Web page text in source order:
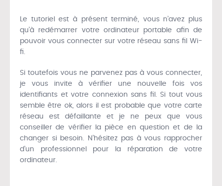
Le tutoriel est à présent terminé, vous n’avez plus
qu’à redémarrer votre ordinateur portable afin de
pouvoir vous connecter sur votre réseau sans fil Wi-
fi.
Si toutefois vous ne parvenez pas à vous connecter,
je vous invite à vérifier une nouvelle fois vos
identifiants et votre connexion sans fil. Si tout vous
semble être ok, alors il est probable que votre carte
réseau est défaillante et je ne peux que vous
conseiller de vérifier la pièce en question et de la
changer si besoin. N’hésitez pas à vous rapprocher
d’un professionnel pour la réparation de votre
ordinateur.